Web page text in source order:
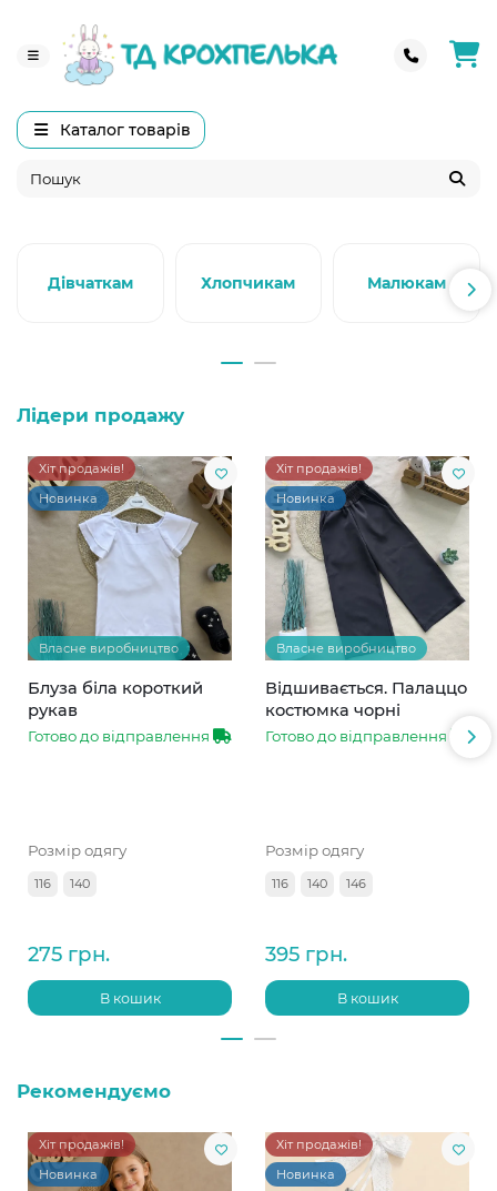
Каталог товарів
Дівчаткам Хлопчикам Малюкам
Лідери продажу
Хіт продажів!
Новинка
Власне виробництво
Блуза біла короткий
рукав
Готово до відправлення
Розмір одягу
116 140
275 грн.
В кошик
Хіт продажів!
Новинка
Власне виробництво
Відшивається. Палаццо
костюмка чорні
Готово до відправлення
Розмір одягу
116 140 146
395 грн.
В кошик
Рекомендуємо
Хіт продажів!
Новинка
Хіт продажів!
Новинка